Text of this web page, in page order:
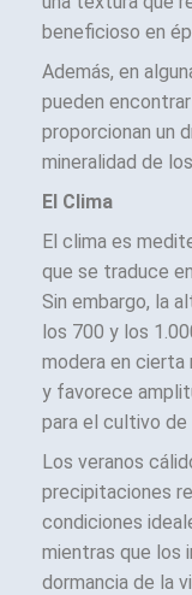
beneficioso en
Además, en
pueden
proporcionan un
mineralidad de
El Clima
El clima es
que se traduce
Sin embargo, la
los 700 y los
modera en cierta
y favorece
para el cultivo de
Los veranos
precipitaciones
condiciones
mientras que los
dormancia de la